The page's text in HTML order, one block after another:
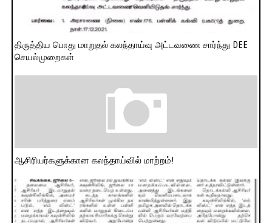
திருத்திய பொது மாறுதல் கலந்தாய்வு அட்டவணை சார்ந்து DEE
செயல்முறைகள்
ஆசிரியர்களுக்கான கலந்தாய்வில் மாற்றம்!